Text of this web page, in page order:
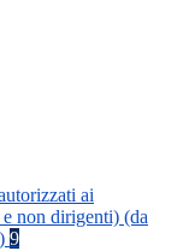
ai
non dirigenti) (da
9